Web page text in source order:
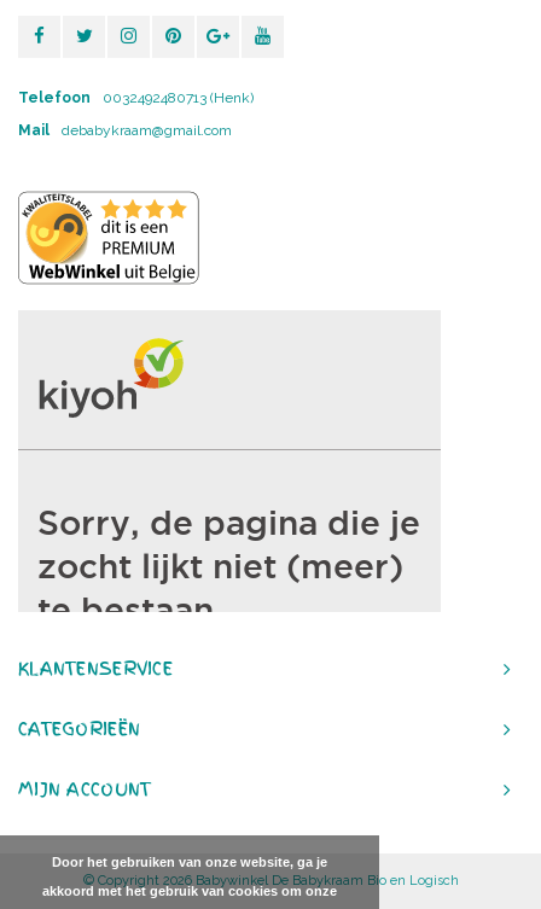
Telefoon
0032492480713 (Henk)
Mail
debabykraam@gmail.com
KLANTENSERVICE
CATEGORIEËN
MIJN ACCOUNT
© Copyright 2026 Babywinkel De Babykraam Bio en Logisch
Door het gebruiken van onze website, ga je
akkoord met het gebruik van cookies om onze